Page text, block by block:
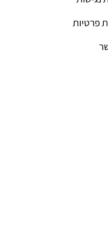
פרטיות